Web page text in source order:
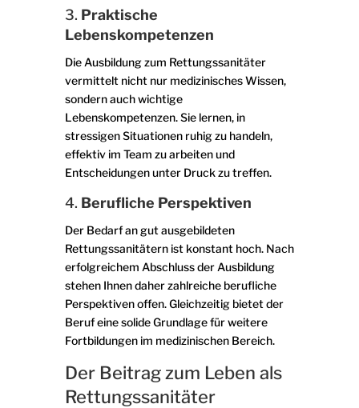
3. Praktische
Lebenskompetenzen
Die Ausbildung zum Rettungssanitäter
vermittelt nicht nur medizinisches Wissen,
sondern auch wichtige
Lebenskompetenzen. Sie lernen, in
stressigen Situationen ruhig zu handeln,
effektiv im Team zu arbeiten und
Entscheidungen unter Druck zu treffen.
4. Berufliche Perspektiven
Der Bedarf an gut ausgebildeten
Rettungssanitätern ist konstant hoch. Nach
erfolgreichem Abschluss der Ausbildung
stehen Ihnen daher zahlreiche berufliche
Perspektiven offen. Gleichzeitig bietet der
Beruf eine solide Grundlage für weitere
Fortbildungen im medizinischen Bereich.
Der Beitrag zum Leben als
Rettungssanitäter
AI Agent
Hallo! Wie kann ich helfen?